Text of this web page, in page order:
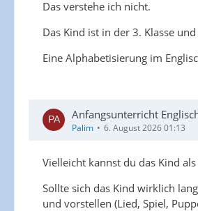
Das verstehe ich nicht.
Das Kind ist in der 3. Klasse
Eine Alphabetisierung im
Anfangsunterricht
Palim 6. August 2026 01:13
Vielleicht kannst du das Kind
Sollte sich das Kind wirklich
und vorstellen (Lied, Spiel,